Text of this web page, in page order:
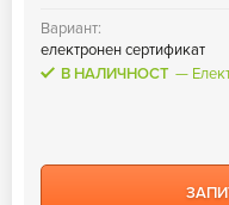
Вариант:
електронен сертификат
В НАЛИЧНОСТ